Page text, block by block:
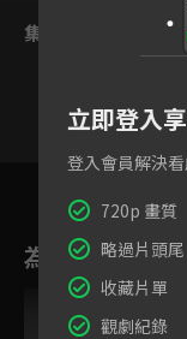
集數列表
為您推薦
立即登入
登入會員解決
720p 畫質
略過片頭尾
收藏片單
觀劇紀錄